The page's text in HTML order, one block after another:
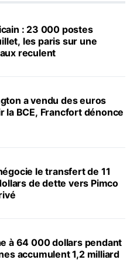
: 23 000 postes
les paris sur une
reculent
a vendu des euros
la BCE, Francfort dénonce
le transfert de 11
de dette vers Pimco
à 64 000 dollars pendant
accumulent 1,2 milliard